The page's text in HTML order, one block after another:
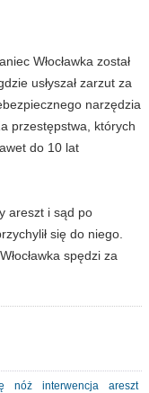
Włocławka został
usłyszał zarzut za
narzędzia
przestępstwa, których
do 10 lat
areszt i sąd po
się do niego.
spędzi za
nóż interwencja areszt